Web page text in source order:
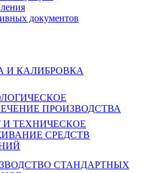
документов
И КАЛИБРОВКА
ПРОИЗВОДСТВА
И ТЕХНИЧЕСКОЕ
СРЕДСТВ
СТАНДАРТНЫХ